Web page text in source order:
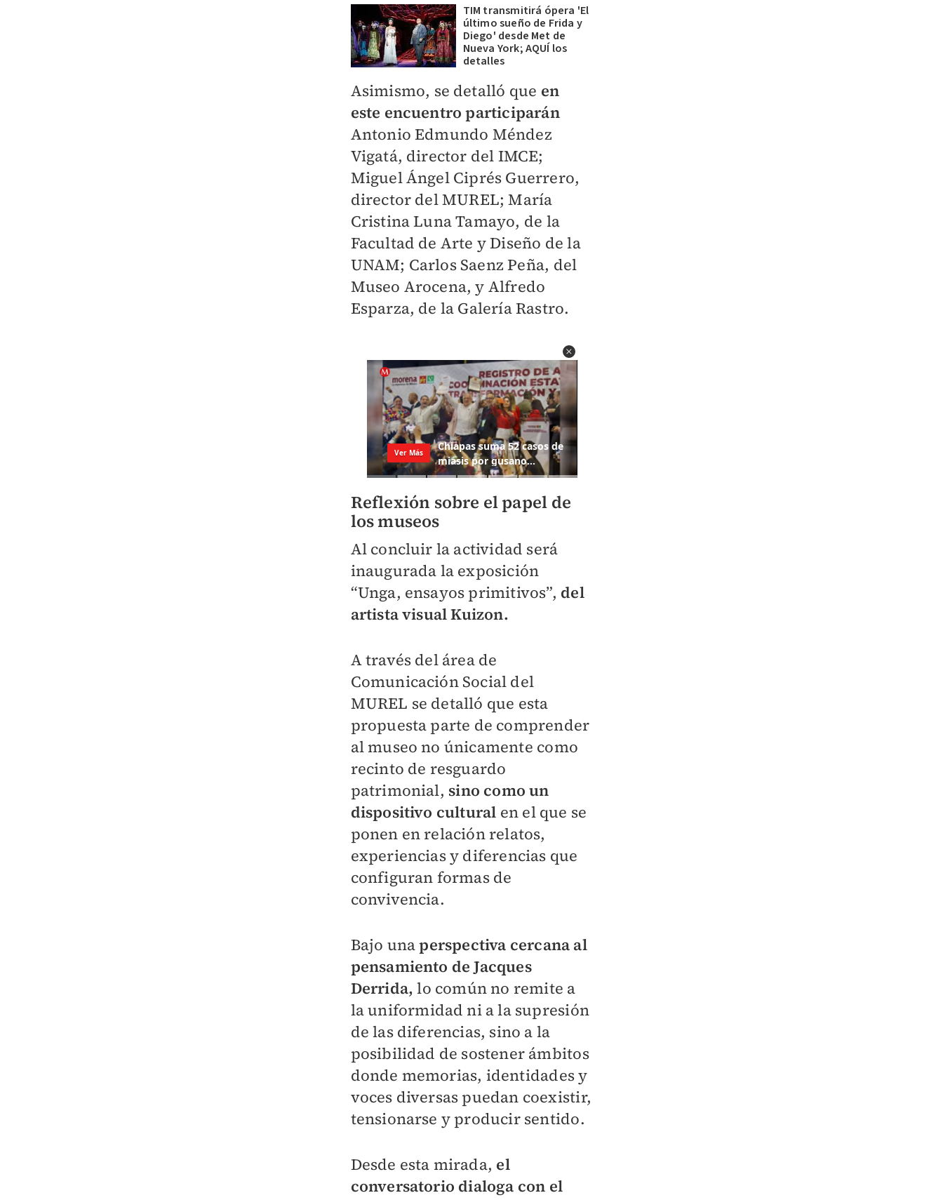
TIM transmitirá ópera 'El
último sueño de Frida y
Diego' desde Met de
Nueva York; AQUÍ los
detalles
Asimismo, se detalló que en
este encuentro participarán
Antonio Edmundo Méndez
Vigatá, director del IMCE;
Miguel Ángel Ciprés Guerrero,
director del MUREL; María
Cristina Luna Tamayo, de la
Facultad de Arte y Diseño de la
UNAM; Carlos Saenz Peña, del
Museo Arocena, y Alfredo
Esparza, de la Galería Rastro.
Reflexión sobre el papel de
los museos
Al concluir la actividad será
inaugurada la exposición
“Unga, ensayos primitivos”, del
artista visual Kuizon.
A través del área de
Comunicación Social del
MUREL se detalló que esta
propuesta parte de comprender
al museo no únicamente como
recinto de resguardo
patrimonial, sino como un
dispositivo cultural en el que se
ponen en relación relatos,
experiencias y diferencias que
configuran formas de
convivencia.
Bajo unaperspectiva cercana al
pensamiento de Jacques
Derrida,lo común no remite a
la uniformidad ni a la supresión
de las diferencias, sino a la
posibilidad de sostener ámbitos
donde memorias, identidades y
voces diversas puedan coexistir,
tensionarse y producir sentido.
Desde esta mirada, el
conversatorio dialoga con el